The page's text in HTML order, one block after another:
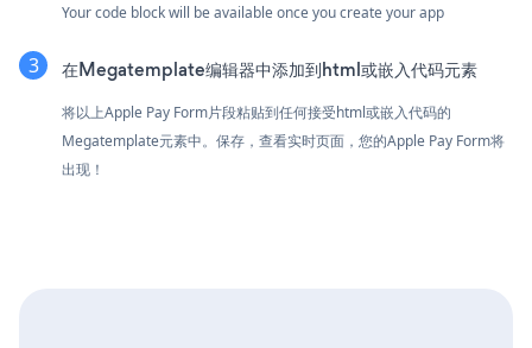
Your code block will be available once you create your app
在Megatemplate编辑器中添加到html或嵌入代码元素
将以上Apple Pay Form片段粘贴到任何接受html或嵌入代码的
Megatemplate元素中。保存，查看实时页面，您的Apple Pay Form将
出现！